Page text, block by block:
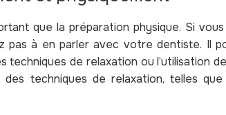
que la préparation physique. Si
pas à en parler avec votre dentiste. Il
techniques de relaxation ou l’utilisation
techniques de relaxation, telles